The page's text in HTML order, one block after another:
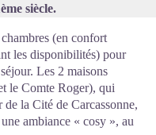
siècle.
(en confort
les disponibilités) pour
Les 2 maisons
le Comte Roger), qui
la Cité de Carcassonne,
ambiance « cosy », au